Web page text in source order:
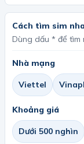
Cách tìm sim
Dùng dấu * để tìm
Nhà mạng
Viettel
Khoảng giá
Dưới 500 nghìn